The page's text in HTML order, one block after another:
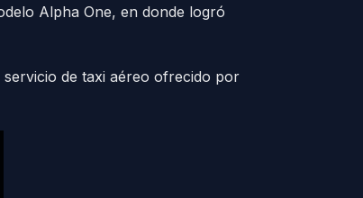
Alpha One, en donde logró
de taxi aéreo ofrecido por